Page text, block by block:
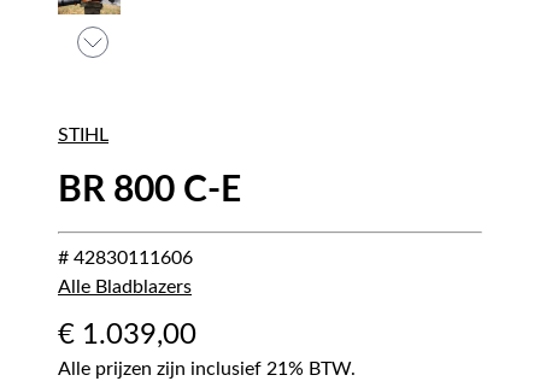
STIHL
BR 800 C-E
# 42830111606
Alle Bladblazers
€ 1.039,00
Alle prijzen zijn inclusief 21% BTW.